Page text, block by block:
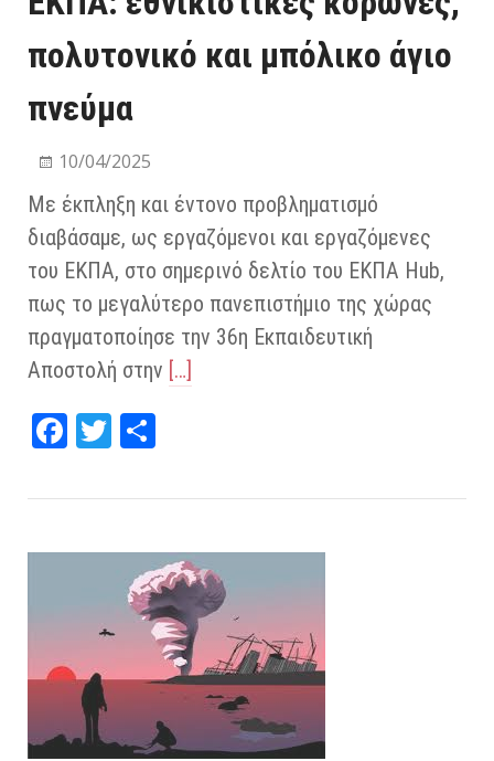
πολυτονικό και μπόλικο άγιο
πνεύμα
10/04/2025
Με έκπληξη και έντονο προβληματισμό
διαβάσαμε, ως εργαζόμενοι και εργαζόμενες
του ΕΚΠΑ, στο σημερινό δελτίο του ΕΚΠΑ Hub,
πως το μεγαλύτερο πανεπιστήμιο της χώρας
πραγματοποίησε την 36η Εκπαιδευτική
Αποστολή στην […]
Fa
bo
T
tt ρα
εί
τε